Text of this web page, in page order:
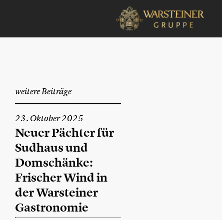
weitere Beiträge
23. Oktober 2025
Neuer Pächter für
Sudhaus und
Domschänke:
Frischer Wind in
der Warsteiner
Gastronomie